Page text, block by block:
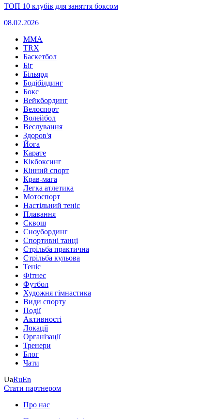
ТОП 10 клубів для заняття боксом
08.02.2026
MMA
TRX
Баскетбол
Біг
Більярд
Бодібілдинг
Бокс
Вейкбординг
Велоспорт
Волейбол
Веслування
Здоров'я
Йога
Карате
Кікбоксинг
Кінний спорт
Крав-мага
Легка атлетика
Мотоспорт
Настільний теніс
Плавання
Сквош
Сноубординг
Спортивні танці
Стрільба практична
Стрільба кульова
Теніс
Фітнес
Футбол
Художня гімнастика
Види спорту
Події
Активності
Локації
Організації
Тренери
Блог
Чати
UaRuEn
Стати партнером
Про нас